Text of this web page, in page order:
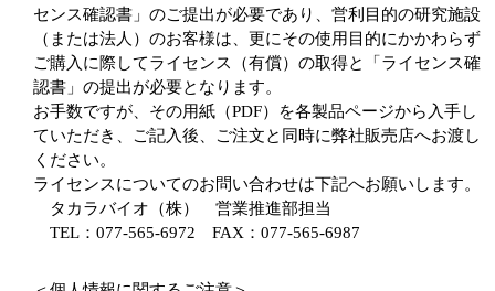
センス確認書」のご提出が必要であり、営利目的の研究施設
（または法人）のお客様は、更にその使用目的にかかわらず
ご購入に際してライセンス（有償）の取得と「ライセンス確
認書」の提出が必要となります。
お手数ですが、その用紙（PDF）を各製品ページから入手し
ていただき、ご記入後、ご注文と同時に弊社販売店へお渡し
ください。
ライセンスについてのお問い合わせは下記へお願いします。
タカラバイオ（株） 営業推進部担当
TEL：077-565-6972 FAX：077-565-6987